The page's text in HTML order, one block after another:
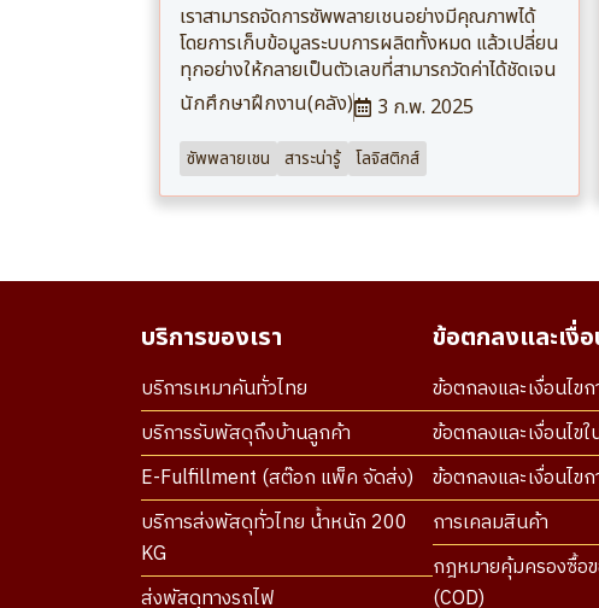
เราสามารถจัดการซัพพลายเชนอย่างมีคุณภาพได้
โดยการเก็บข้อมูลระบบการผลิตทั้งหมด แล้วเปลี่ยน
ทุกอย่างให้กลายเป็นตัวเลขที่สามารถวัดค่าได้ชัดเจน
นักศึกษาฝึกงาน(คลัง)
3 ก.พ. 2025
ซัพพลายเชน สาระน่ารู้ โลจิสติกส์
บริการของเรา
บริการเหมาคันทั่วไทย
บริการรับพัสดุถึงบ้านลูกค้า
E-Fulfillment (สต๊อก แพ็ค จัดส่ง)
บริการส่งพัสดุทั่วไทย น้ำหนัก 200
KG
ส่งพัสดุทางรถไฟ
ข้อตกลงและเงื่อ
ข้อตกลงและเงื่อนไข
ข้อตกลงและเงื่อนไข
ข้อตกลงและเงื่อนไข
การเคลมสินค้า
กฎหมายคุ้มครองซื้อ
(COD)